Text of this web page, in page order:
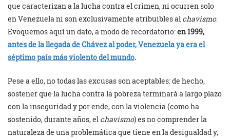
que caracterizan a la lucha contra el crimen, ni ocurren solo
en Venezuela ni son exclusivamente atribuibles al chavismo.
Evoquemos aquí un dato, a modo de recordatorio:en 1999,
antes de la llegada de Chávez al poder, Venezuela ya era el
séptimo país más violento del mundo.
Pese a ello, no todas las excusas son aceptables: de hecho,
sostener que la lucha contra la pobreza terminará a largo plazo
con la inseguridad y por ende, con la violencia (como ha
sostenido, durante años, el chavismo) es no comprender la
naturaleza de una problemática que tiene en la desigualdad y,